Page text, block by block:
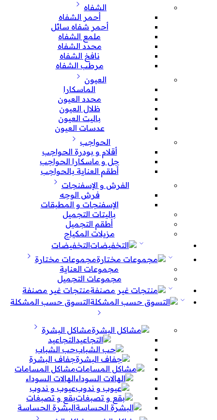
الشفاه
أحمر الشفاه
أحمر شفاه سائل
ملمع الشفاه
محدد الشفاه
نافخ الشفاه
مرطب الشفاه
العيون
الماسكارا
محدد العيون
ظلال العيون
باليت العيون
عدسات العيون
الحواجب
أقلام و بودرة الحواجب
جل و ماسكارا الحواجب
أطقم العناية بالحواجب
الفرش و الإسفنجات
فرش الوجه
الإسفنجات و المطبقات
باليتات التجميل
أطقم التجميل
مزيلات المكياج
التخفيضات
مجموعات مختارة
مجموعات العناية
مجموعات التجميل
منتجات غير مصنفة
التسوق حسب المشكلة
مشاكل البشرة
التجاعيد
حب الشباب
جفاف البشرة
مشاكل المسامات
الهالات السوداء
عيوب و ندوب
بقع و تصبغات
البشرة الحساسة